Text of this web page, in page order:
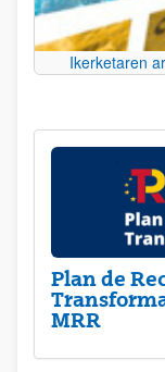
Ikerketaren
Plan de
MRR